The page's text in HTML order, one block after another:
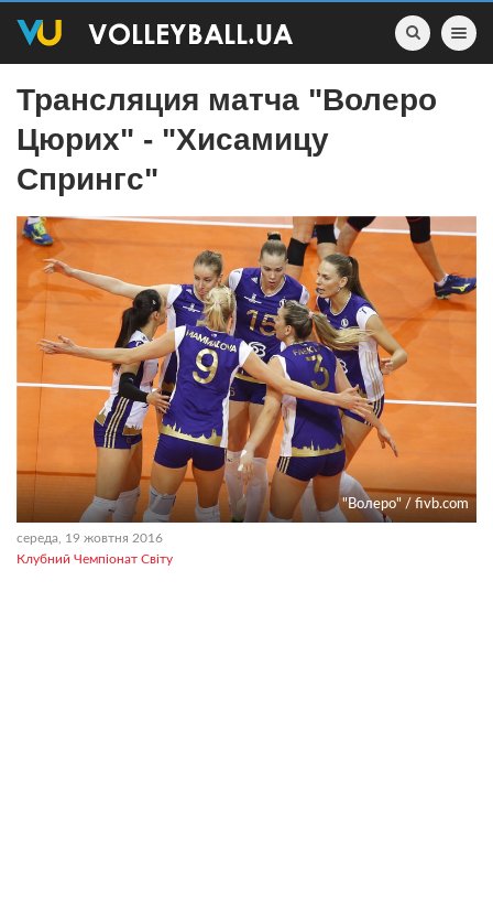
Toggle
Трансляция матча "Волеро
Цюрих" - "Хисамицу
Спрингс"
"Волеро" / fivb.com
середа, 19 жовтня 2016
Клубний Чемпіонат Світу